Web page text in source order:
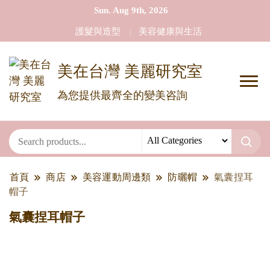
Sun. Aug 9th, 2026
護髮與造型 美容健康與生活
美在台灣 美麗研究室
為您提供最齊全的變美咨詢
首頁 商店 美容運動周邊類 防曬帽
氣囊捏耳
帽子
氣囊捏耳帽子